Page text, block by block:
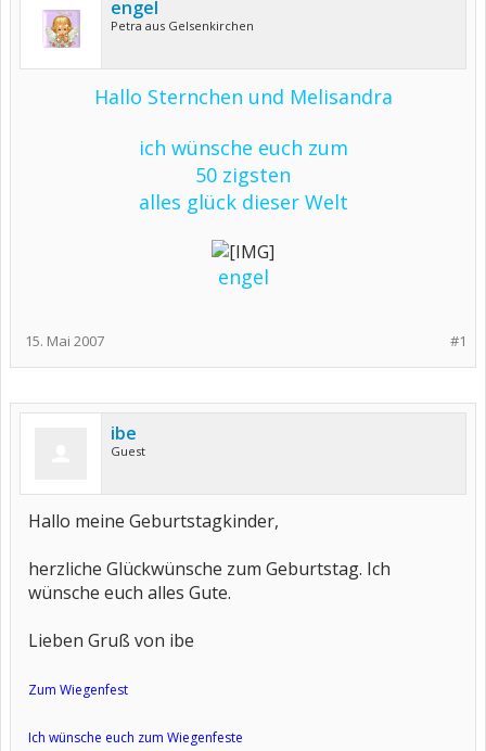
engel
Petra aus Gelsenkirchen
Hallo Sternchen und Melisandra
ich wünsche euch zum
50 zigsten
alles glück dieser Welt
engel
#1
15. Mai 2007
ibe
Guest
Hallo meine Geburtstagkinder,
herzliche Glückwünsche zum Geburtstag. Ich
wünsche euch alles Gute.
Lieben Gruß von ibe
Zum Wiegenfest
Ich wünsche euch zum Wiegenfeste